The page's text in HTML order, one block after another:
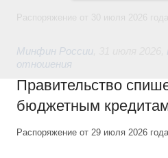
Минфин России
отношения
Правительство
бюджетным
Распоряжение от 29 июля 2026